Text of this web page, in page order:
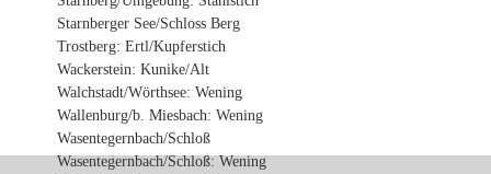
Starnberger See/Schloss Berg
Trostberg: Ertl/Kupferstich
Wackerstein: Kunike/Alt
Walchstadt/Wörthsee: Wening
Wallenburg/b. Miesbach: Wening
Wasentegernbach/Schloß
Wasentegernbach/Schloß: Wening